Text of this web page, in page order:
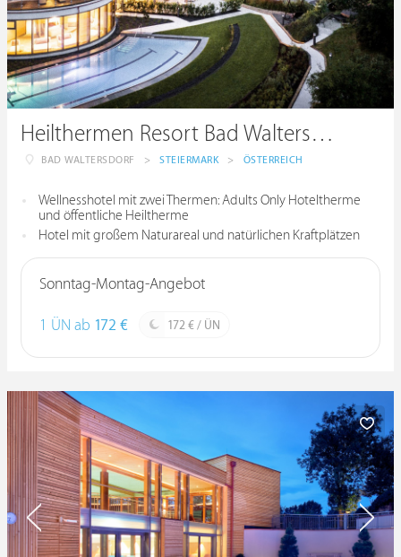
Heilthermen Resort Bad Waltersdorf
BAD WALTERSDORF > STEIERMARK > ÖSTERREICH
Wellnesshotel mit zwei Thermen: Adults Only Hoteltherme
und öffentliche Heiltherme
Hotel mit großem Naturareal und natürlichen Kraftplätzen
Sonntag-Montag-Angebot
1 ÜN ab 172 € 172 € / ÜN